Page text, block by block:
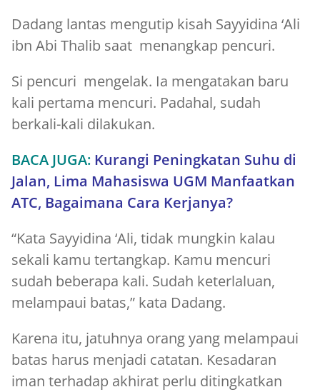
Dadang lantas mengutip kisah Sayyidina ‘Ali
ibn Abi Thalib saat menangkap pencuri.
Si pencuri mengelak. Ia mengatakan baru
kali pertama mencuri. Padahal, sudah
berkali-kali dilakukan.
BACA JUGA: Kurangi Peningkatan Suhu di
Jalan, Lima Mahasiswa UGM Manfaatkan
ATC, Bagaimana Cara Kerjanya?
“Kata Sayyidina ‘Ali, tidak mungkin kalau
sekali kamu tertangkap. Kamu mencuri
sudah beberapa kali. Sudah keterlaluan,
melampaui batas,” kata Dadang.
Karena itu, jatuhnya orang yang melampaui
batas harus menjadi catatan. Kesadaran
iman terhadap akhirat perlu ditingkatkan